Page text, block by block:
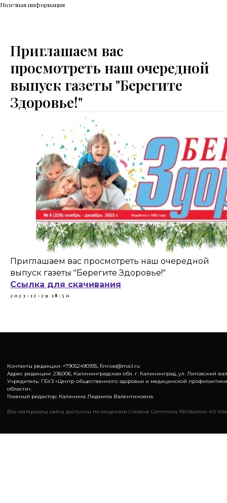
Полезная информация
Приглашаем вас
просмотреть наш очередной
выпуск газеты "Берегите
Здоровье!"
Приглашаем вас просмотреть наш очередной
выпуск газеты "Берегите Здоровье!"
Ссылка для скачивания
2023-12-29 18:50
Контакты редакции: +79052490935, finnias@mail.ru
Адрес редакции: 236006, Калининградская обл. г. Калининград, ул. Литовский
Учредитель: ГБУЗ «Центр общественного здоровья и медицинской
области».
Главный редактор: Калинина Людмила Валентиновна.
Все материалы сайта доступны по лицензии Creative Commons Attribution 4.0